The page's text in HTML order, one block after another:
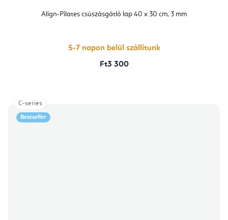
Align-Pilates csúszásgátló lap 40 x 30 cm, 3 mm
5-7 napon belül szállítunk
Ft3 300
Bestseller
C-series